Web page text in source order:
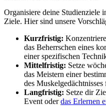
Organisiere deine Studienziele
Ziele. Hier sind unsere
Kurzfristig:
das Beherrschen eines
einer spezifischen
Mittelfristig: Setze
das Meistern einer
des
Langfristig: Setze dir
Event oderdas Erlernen